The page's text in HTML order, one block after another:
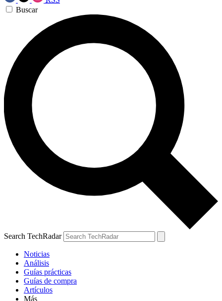
Buscar
Search TechRadar
Noticias
Análisis
Guías prácticas
Guías de compra
Artículos
Más